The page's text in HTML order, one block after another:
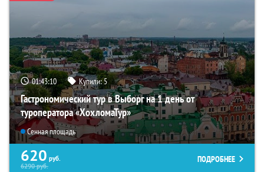
01:43:08 Купили:5
Гастрономический тур в Выборг на 1 день от
туроператора «ХохломаТур»
Сенная площадь
620 руб.
6290руб.
ПОДРОБНЕЕ